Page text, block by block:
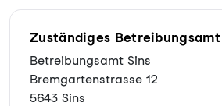
Zuständiges Betreibungsamt
Betreibungsamt Sins
Bremgartenstrasse 12
5643 Sins